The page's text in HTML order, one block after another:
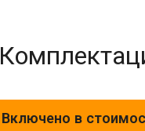
Включено в